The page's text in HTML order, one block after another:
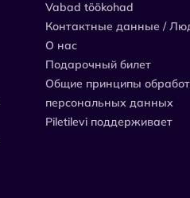
Vabad töökohad
Контактные данные /
О нас
Подарочный билет
Общие принципы
персональных данных
Piletilevi поддерживает